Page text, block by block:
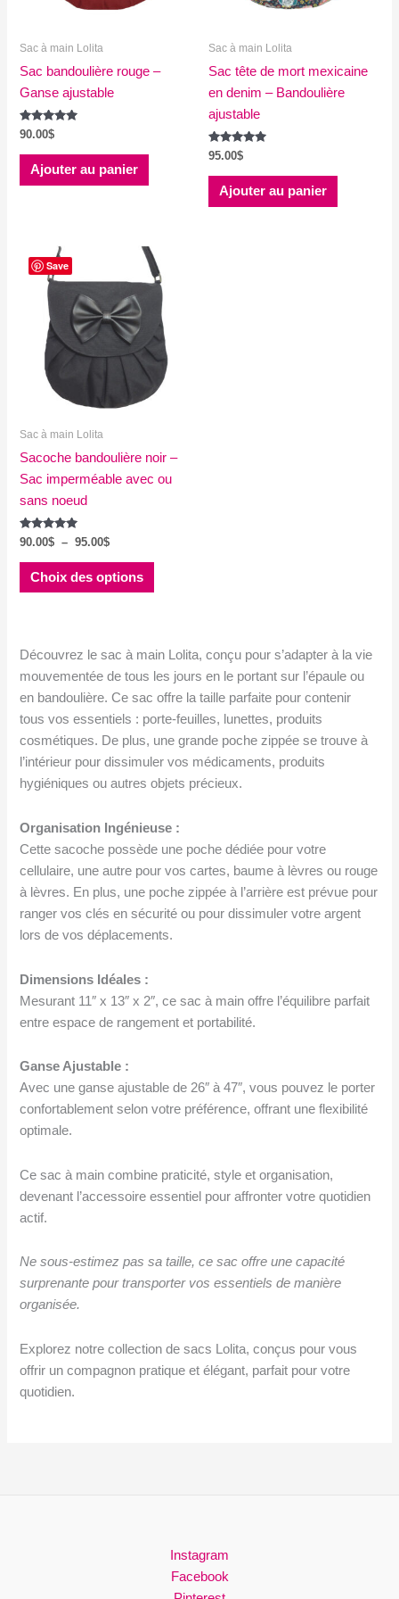
produit
du
produit
Sac à main Lolita
Sac bandoulière rouge –
Ganse ajustable
Note
sur 5
90.00$
Ajouter au panier
Sac à main Lolita
Sac tête de mort mexicaine
en denim – Bandoulière
ajustable
Note
sur 5
95.00$
Ajouter au panier
Save
Sac à main Lolita
Sacoche bandoulière noir –
Sac imperméable avec ou
sans noeud
Note
5.00
sur 5
90.00$ – 95.00$Plage
prix :
Choix des options
Ce
variations.
Les
options
peuvent
être
choisies
sur
page
du
produit
Découvrez le sac à main Lolita, conçu pour s’adapter à la vie
mouvementée de tous les jours en le portant sur l’épaule ou
en bandoulière. Ce sac offre la taille parfaite pour contenir
tous vos essentiels : porte-feuilles, lunettes, produits
cosmétiques. De plus, une grande poche zippée se trouve à
l’intérieur pour dissimuler vos médicaments, produits
hygiéniques ou autres objets précieux.
Organisation Ingénieuse :
Cette sacoche possède une poche dédiée pour votre
cellulaire, une autre pour vos cartes, baume à lèvres ou rouge
à lèvres. En plus, une poche zippée à l’arrière est prévue pour
ranger vos clés en sécurité ou pour dissimuler votre argent
lors de vos déplacements.
Dimensions Idéales :
Mesurant 11″ x 13″ x 2″, ce sac à main offre l’équilibre parfait
entre espace de rangement et portabilité.
Ganse Ajustable :
Avec une ganse ajustable de 26″ à 47″, vous pouvez le porter
confortablement selon votre préférence, offrant une flexibilité
optimale.
Ce sac à main combine praticité, style et organisation,
devenant l’accessoire essentiel pour affronter votre quotidien
actif.
Ne sous-estimez pas sa taille, ce sac offre une capacité
surprenante pour transporter vos essentiels de manière
organisée.
Explorez notre collection de sacs Lolita, conçus pour vous
offrir un compagnon pratique et élégant, parfait pour votre
quotidien.
Instagram
Facebook